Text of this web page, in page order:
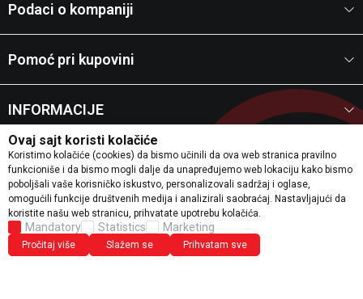
Podaci o kompaniji
Pomoć pri kupovini
INFORMACIJE
KORISNIČKI SERVIS
Pratite nas
Ovaj sajt koristi kolačiće
Koristimo kolačiće (cookies) da bismo učinili da ova web stranica pravilno
funkcioniše i da bismo mogli dalje da unapređujemo web lokaciju kako bismo
poboljšali vaše korisničko iskustvo, personalizovali sadržaj i oglase,
omogućili funkcije društvenih medija i analizirali saobraćaj. Nastavljajući da
koristite našu web stranicu, prihvatate upotrebu kolačića.
Mandatory Statistics Marketing
Pročitaj više Slažem se Prihvatam sve